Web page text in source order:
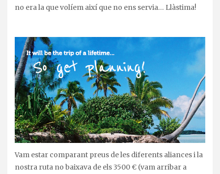
no era la que volíem així que no ens servia… Llàstima!
Vam estar comparant preus de les diferents aliances i la
nostra ruta no baixava de els 3500 € (vam arribar a